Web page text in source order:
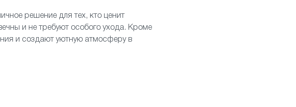
решение для тех, кто ценит
и не требуют особого ухода. Кроме
и создают уютную атмосферу в